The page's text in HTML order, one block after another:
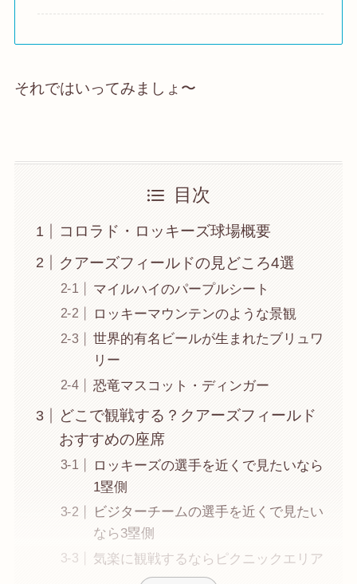
それではいってみましょ〜
目次
コロラド・ロッキーズ球場概要
クアーズフィールドの見どころ4選
マイルハイのパープルシート
ロッキーマウンテンのような景観
世界的有名ビールが生まれたブリュワ
リー
恐竜マスコット・ディンガー
どこで観戦する？クアーズフィールド
おすすめの座席
ロッキーズの選手を近くで見たいなら
1塁側
ビジターチームの選手を近くで見たい
なら3塁側
気楽に観戦するならピクニックエリア